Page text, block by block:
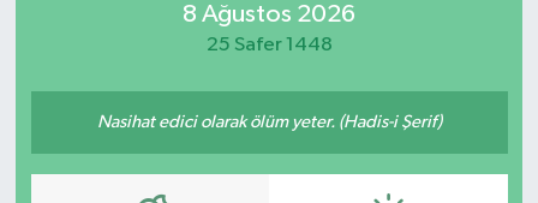
8 Ağustos 2026
25 Safer 1448
Nasihat edici olarak ölüm yeter. (Hadis-i Şerif)
Son Dakika Haberleri
Haber Arşivi